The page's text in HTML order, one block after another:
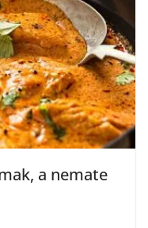
a nemate